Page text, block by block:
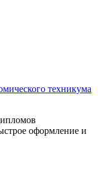
техникума
оформление и